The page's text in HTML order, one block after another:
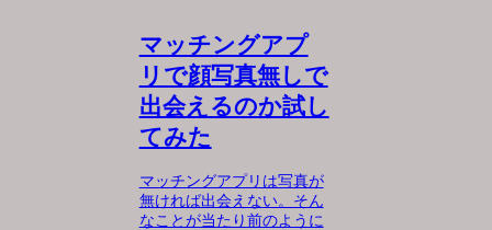
マッチングアプ
リで顔写真無しで
出会えるのか試し
てみた
マッチングアプリは写真が
無ければ出会えない。そん
なことが当たり前のように